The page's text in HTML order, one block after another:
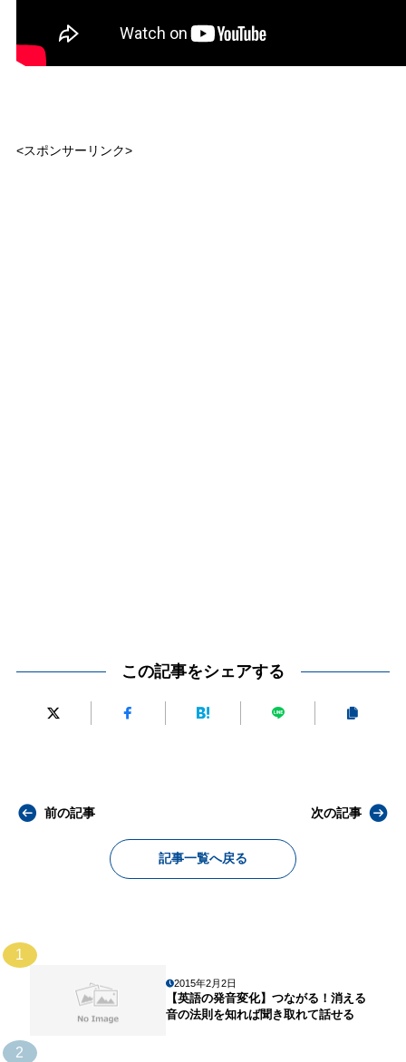
<スポンサーリンク>
この記事をシェアする
前の記事
記事一覧へ戻る
次の記事
1
2015年2月2日
【英語の発音変化】つながる！消える
音の法則を知れば聞き取れて話せる
2